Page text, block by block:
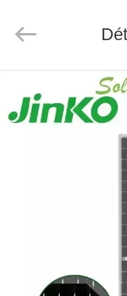
CO.,
Reserved.